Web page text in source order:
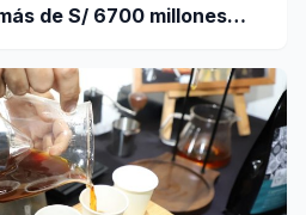
de S/ 6700 millones